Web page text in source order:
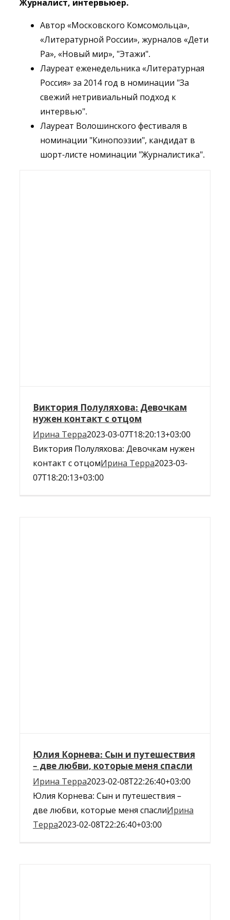
Журналист, интервьюер.
Автор «Московского Комсомольца»,
«Литературной России», журналов «Дети
Ра», «Новый мир», "Этажи".
Лауреат еженедельника «Литературная
Россия» за 2014 год в номинации "За
свежий нетривиальный подход к
интервью".
Лауреат Волошинского фестиваля в
номинации "Кинопоэзии", кандидат в
шорт-листе номинации "Журналистика".
Виктория Полуляхова: Девочкам
нужен контакт с отцом
Ирина Терра2023-03-07T18:20:13+03:00
Виктория Полуляхова: Девочкам нужен
контакт с отцомИрина Терра2023-03-
07T18:20:13+03:00
Юлия Корнева: Сын и путешествия
– две любви, которые меня спасли
Ирина Терра2023-02-08T22:26:40+03:00
Юлия Корнева: Сын и путешествия –
две любви, которые меня спаслиИрина
Терра2023-02-08T22:26:40+03:00